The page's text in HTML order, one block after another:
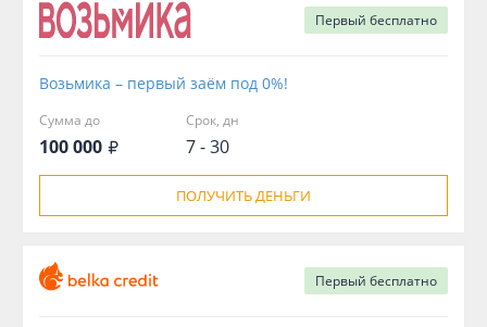
Первый бесплатно
Возьмика – первый заём под 0%!
Сумма до
100 000
Срок, дн
7 - 30
ПОЛУЧИТЬ ДЕНЬГИ
Первый бесплатно